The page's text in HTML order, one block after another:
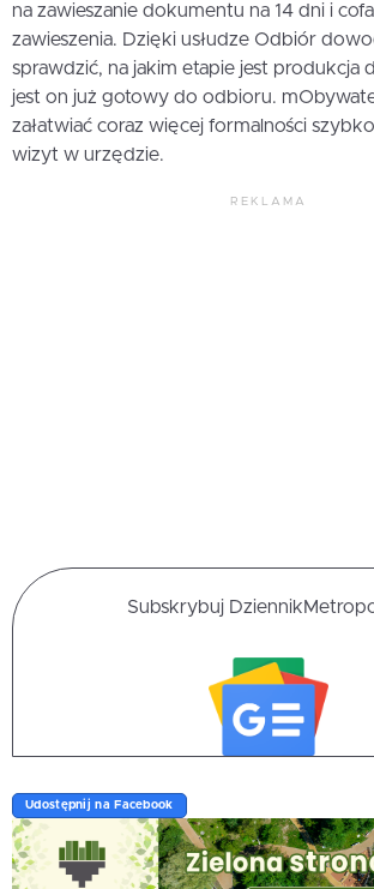
na zawieszanie dokumentu na 14 dni i
zawieszenia. Dzięki usłudze Odbiór
sprawdzić, na jakim etapie jest produkcja
jest on już gotowy do odbioru.
załatwiać coraz więcej formalności
wizyt w urzędzie.
REKLAMA
Subskrybuj
Udostępnij na Facebook